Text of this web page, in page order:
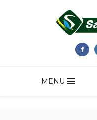
MENU